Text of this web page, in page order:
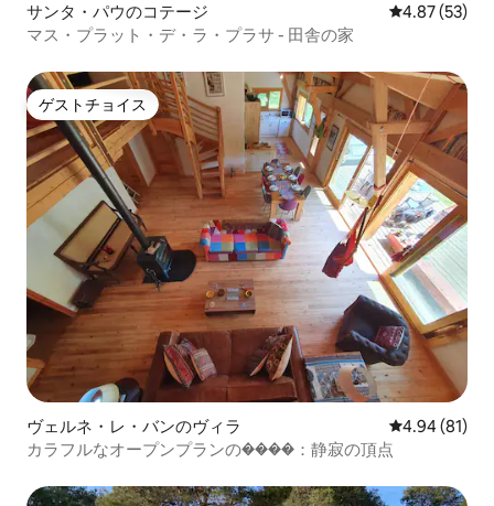
サンタ・パウのコテージ レビュー53
4.87 (53)
マス・プラット・デ・ラ・プラサ - 田舎の家
ゲストチョイス
ゲストチョイス
ヴェルネ・レ・バンのヴィラ レビュー81
4.94 (81)
カラフルなオープンプランの����：静寂の頂点